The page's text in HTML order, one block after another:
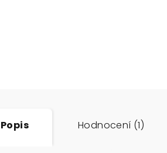
Popis Hodnocení (1)